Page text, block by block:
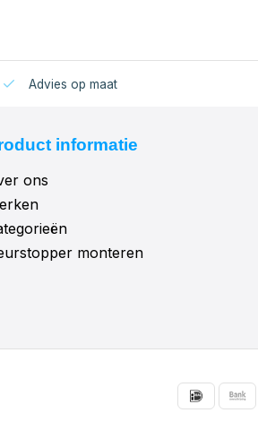
Advies op maat
informatie
ons
monteren